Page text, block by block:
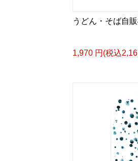
うどん・そば自
1,970 円(税込